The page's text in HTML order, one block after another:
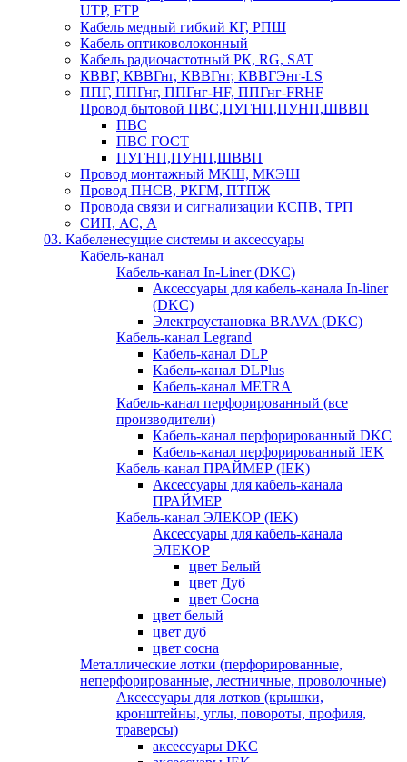
UTP, FTP
Кабель медный гибкий КГ, РПШ
Кабель оптиковолоконный
Кабель радиочастотный РК, RG, SAT
КВВГ, КВВГнг, КВВГнг, КВВГЭнг-LS
ППГ, ППГнг, ППГнг-HF, ППГнг-FRHF
Провод бытовой ПВС,ПУГНП,ПУНП,ШВВП
ПВС
ПВС ГОСТ
ПУГНП,ПУНП,ШВВП
Провод монтажный МКШ, МКЭШ
Провод ПНСВ, РКГМ, ПТПЖ
Провода связи и сигнализации КСПВ, ТРП
СИП, АС, А
03. Кабеленесущие системы и аксессуары
Кабель-канал
Кабель-канал In-Liner (DKC)
Аксессуары для кабель-канала In-liner
(DKC)
Электроустановка BRAVA (DKC)
Кабель-канал Legrand
Кабель-канал DLP
Кабель-канал DLPlus
Кабель-канал METRA
Кабель-канал перфорированный (все
производители)
Кабель-канал перфорированный DKC
Кабель-канал перфорированный IEK
Кабель-канал ПРАЙМЕР (IEK)
Аксессуары для кабель-канала
ПРАЙМЕР
Кабель-канал ЭЛЕКОР (IEK)
Аксессуары для кабель-канала
ЭЛЕКОР
цвет Белый
цвет Дуб
цвет Сосна
цвет белый
цвет дуб
цвет сосна
Металлические лотки (перфорированные,
неперфорированные, лестничные, проволочные)
Аксессуары для лотков (крышки,
кронштейны, углы, повороты, профиля,
траверсы)
аксессуары DKC